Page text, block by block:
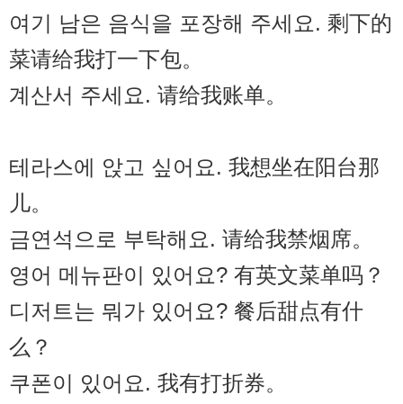
여기 남은 음식을 포장해 주세요. 剩下的
菜请给我打一下包。
계산서 주세요. 请给我账单。
테라스에 앉고 싶어요. 我想坐在阳台那
儿。
금연석으로 부탁해요. 请给我禁烟席。
영어 메뉴판이 있어요? 有英文菜单吗？
디저트는 뭐가 있어요? 餐后甜点有什
么？
쿠폰이 있어요. 我有打折券。